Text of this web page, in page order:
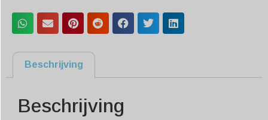
Beschrijving
Beschrijving